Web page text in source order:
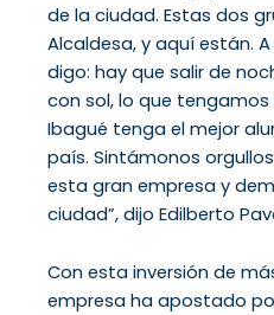
de la ciudad. Estas dos
Alcaldesa, y aquí están.
digo: hay que salir de
con sol, lo que
Ibagué tenga el mejor
país. Sintámonos
esta gran empresa y
ciudad”, dijo Edilberto
Con esta inversión de
empresa ha apostado